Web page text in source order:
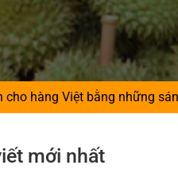
những sáng chế độc quyền
mới nhất